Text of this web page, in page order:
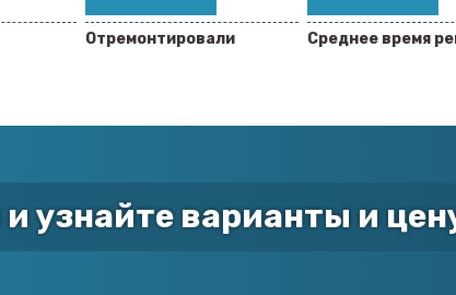
Отремонтировали Среднее время
узнайте варианты и